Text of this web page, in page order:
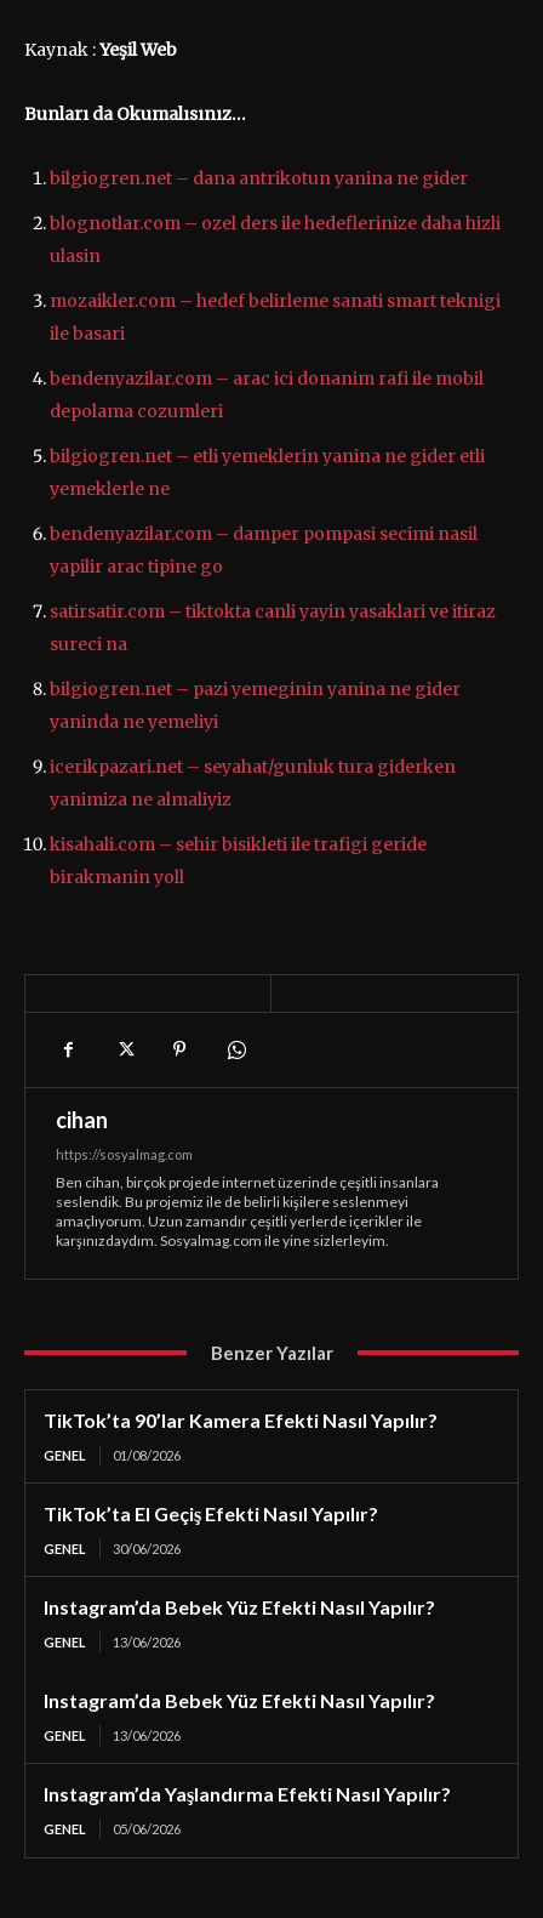
Kaynak :Yeşil Web
Bunları da Okumalısınız…
bilgiogren.net – dana antrikotun yanina ne gider
blognotlar.com – ozel ders ile hedeflerinize daha hizli
ulasin
mozaikler.com – hedef belirleme sanati smart teknigi
ile basari
bendenyazilar.com – arac ici donanim rafi ile mobil
depolama cozumleri
bilgiogren.net – etli yemeklerin yanina ne gider etli
yemeklerle ne
bendenyazilar.com – damper pompasi secimi nasil
yapilir arac tipine go
satirsatir.com – tiktokta canli yayin yasaklari ve itiraz
sureci na
bilgiogren.net – pazi yemeginin yanina ne gider
yaninda ne yemeliyi
icerikpazari.net – seyahat/gunluk tura giderken
yanimiza ne almaliyiz
kisahali.com – sehir bisikleti ile trafigi geride
birakmanin yoll
cihan
https://sosyalmag.com
Ben cihan, birçok projede internet üzerinde çeşitli insanlara
seslendik. Bu projemiz ile de belirli kişilere seslenmeyi
amaçlıyorum. Uzun zamandır çeşitli yerlerde içerikler ile
karşınızdaydım. Sosyalmag.com ile yine sizlerleyim.
Benzer Yazılar
TikTok’ta 90’lar Kamera Efekti Nasıl Yapılır?
GENEL 01/08/2026
TikTok’ta El Geçiş Efekti Nasıl Yapılır?
GENEL 30/06/2026
Instagram’da Bebek Yüz Efekti Nasıl Yapılır?
GENEL 13/06/2026
Instagram’da Bebek Yüz Efekti Nasıl Yapılır?
GENEL 13/06/2026
Instagram’da Yaşlandırma Efekti Nasıl Yapılır?
GENEL 05/06/2026